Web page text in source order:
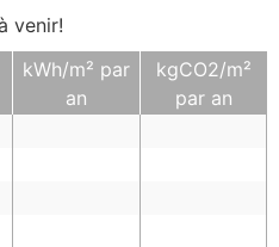
venir!
kWh/m² par
an
kgCO2/m²
par an